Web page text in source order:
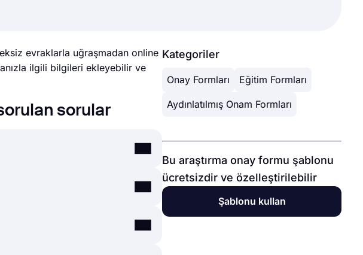
evraklarla uğraşmadan online
ilgili bilgileri ekleyebilir ve
sorular
birkaç dakika içinde
ile entegre
Kategoriler
Onay Formları Eğitim Formları
Aydınlatılmış Onam Formları
Bu araştırma onay formu şablonu
ücretsizdir ve özelleştirilebilir
Şablonu kullan